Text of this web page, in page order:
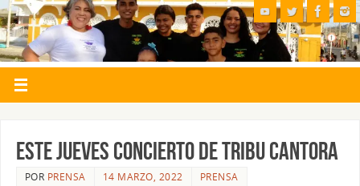
ESTE JUEVES CONCIERTO DE TRIBU CANTORA
POR PRENSA 14 MARZO, 2022 PRENSA